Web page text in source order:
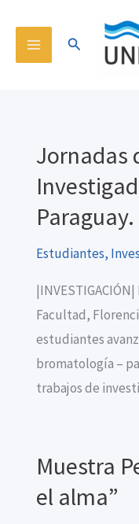
contenido
Buscar
Jornadas
Paraguay.
Estudiantes,
Facultad,
estudiantes
bromatología –
trabajos de
Muestra
el alma”